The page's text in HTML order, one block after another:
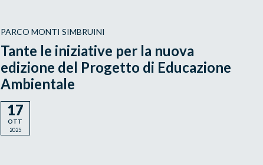
PARCO MONTI SIMBRUINI
Tante le iniziative per la nuova
edizione del Progetto di Educazione
Ambientale
17
OTT
2025